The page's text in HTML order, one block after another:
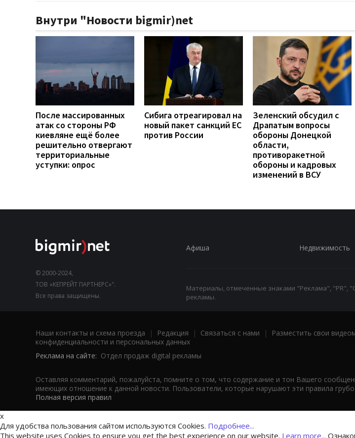
Внутри "Новости bigmir)net
После массированных
атак со стороны РФ
киевляне ещё более
решительно отвергают
территориальные
уступки: опрос
Сибига отреагировал на
новый пакет санкций ЕС
против России
Зеленский обсудил с
Драпатым вопросы
обороны Донецкой
области,
противоракетной
обороны и кадровых
изменений в ВСУ
© 2000-2024,
ТОВ «КЕПРЕЙТ ПАРТНЕРС»".
Все права защищены.
Афиша Недвижимость
Материалы, отмеченные знаками "Реклама", "PR",
рекламы.
Наши контакты и схема проезда | Редакция | Связаться с нами | Разместить свои
конфиденциальности и персональных данных
Реклама на сайте: Отдел продаж digital рекламы
Оставляя комментарий, пожалуйста, помните о том, что содержание и тон Вашего
имеющих отношение к данной новости. Пользователи, которые нарушают эти правила
Полная версия правил
x
Для удобства пользования сайтом используются Cookies. Подробнее...
This website uses Cookies to ensure you get the best experience on our website. Learn more...